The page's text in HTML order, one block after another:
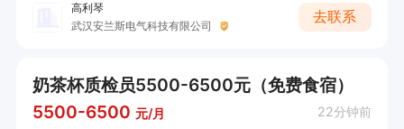
高利琴
武汉安兰斯电气科技有限公司
去联系
奶茶杯质检员5500-6500元（免费食宿）
5500-6500 元/月 22分钟前